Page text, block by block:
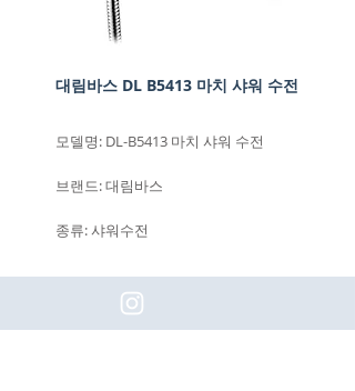
대림바스 DL B5413 마치 샤워 수전
모델명: DL-B5413 마치 샤워 수전
브랜드: 대림바스
종류: 샤워수전